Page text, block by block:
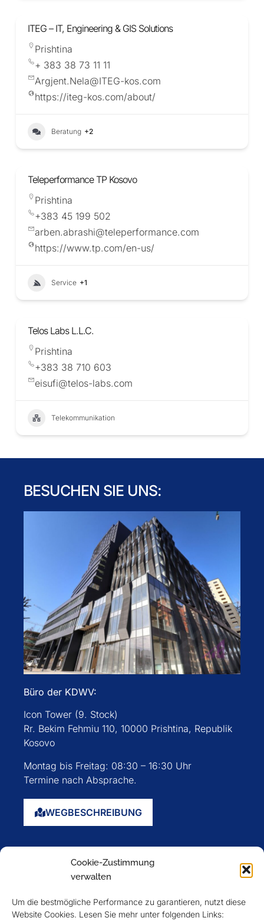
Cookie-Zustimmung
verwalten
Um die bestmögliche Performance zu garantieren, nutzt diese
Website Cookies. Lesen Sie mehr unter folgenden Links:
ITEG – IT, Engineering & GIS Solutions
Prishtina
+ 383 38 73 11 11
Argjent.Nela@ITEG-kos.com
https://iteg-kos.com/about/
Beratung +2
Teleperformance TP Kosovo
Prishtina
+383 45 199 502
arben.abrashi@teleperformance.com
https://www.tp.com/en-us/
Service +1
Telos Labs L.L.C.
Prishtina
+383 38 710 603
eisufi@telos-labs.com
Telekommunikation
BESUCHEN SIE UNS:
Büro der KDWV:
Icon Tower (9. Stock)
Rr. Bekim Fehmiu 110, 10000 Prishtina, Republik
Kosovo
Montag bis Freitag: 08:30 – 16:30 Uhr
Termine nach Absprache.
WEGBESCHREIBUNG
Mitglieder